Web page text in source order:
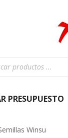
PRESUPUESTO
Winsu